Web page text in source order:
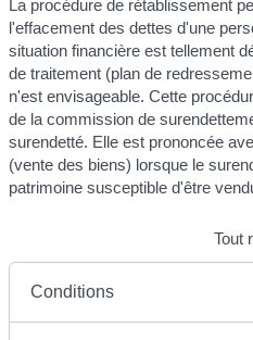
La procédure de rétablissement
l'effacement des dettes d'une
situation financière est tellement
de traitement (plan de
n'est envisageable. Cette
de la commission de
surendetté. Elle est prononcée
(vente des biens) lorsque le
patrimoine susceptible d'être
Tout
Conditions